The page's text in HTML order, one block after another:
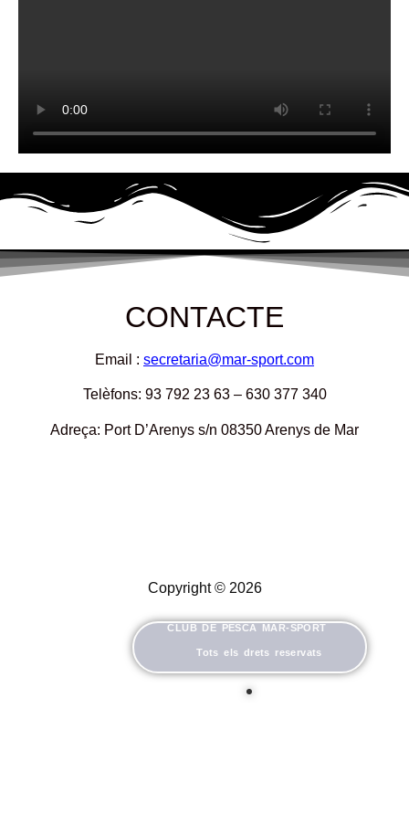
CONTACTE
Email : secretaria@mar-sport.com
Telèfons: 93 792 23 63 – 630 377 340
Adreça: Port D’Arenys s/n 08350 Arenys de Mar
Copyright © 2026
CLUB DE PESCA MAR-SPORT
Tots els drets reservats